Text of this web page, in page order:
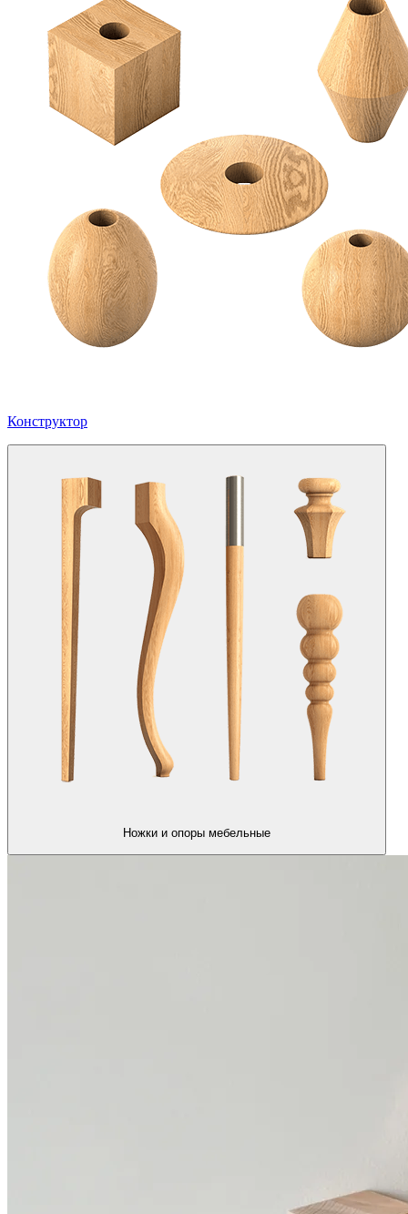
Конструктор
Ножки и опоры мебельные